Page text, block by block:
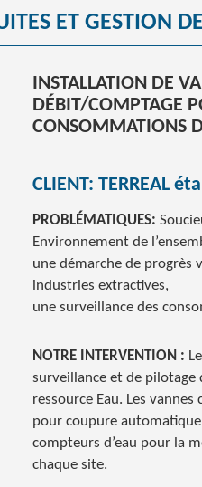
ET GESTION
INSTALLATION DE
DÉBIT/COMPTAGE
CONSOMMATIONS
CLIENT: TERREAL
PROBLÉMATIQUES:
Environnement de
une démarche de progrès
industries extractives,
une surveillance des
NOTRE INTERVENTION :
surveillance et de pilotage
ressource Eau. Les
pour coupure automatique
compteurs d’eau pour la
chaque site.